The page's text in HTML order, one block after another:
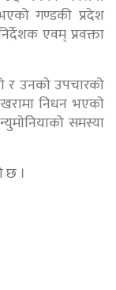
गण्डकी प्रदेश
एवम् प्रवक्ता
र उनकाे उपचारको
निधन भएकाे
समस्या
छ ।